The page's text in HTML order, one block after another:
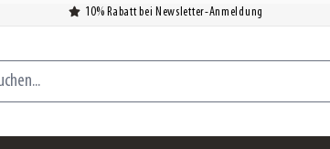
10% Rabatt bei Newsletter-Anmeldung